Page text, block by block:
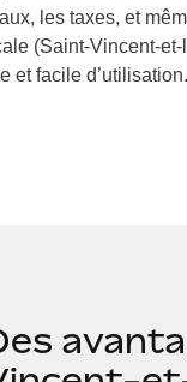
les taxes, et
(Saint-Vincent-et-
et facile d’utilisation.